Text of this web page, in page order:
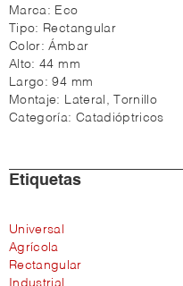
Marca: Eco
Tipo: Rectangular
Color:Ámbar
Alto:44 mm
Largo:94 mm
Montaje: Lateral, Tornillo
Categoría: Catadióptricos
Etiquetas
Universal
Agrícola
Rectangular
Industrial